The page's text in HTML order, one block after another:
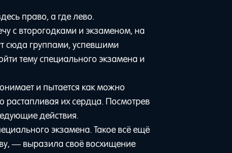
право, а где лево.
с второгодками и экзаменом, на
сюда группами, успевшими
тему специального экзамена и
и пытается как можно
растапливая их сердца. Посмотрев
действия.
экзамена. Такое всё ещё
— выразила своё восхищение